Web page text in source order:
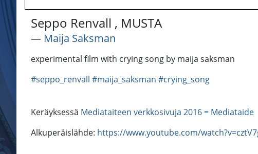
Seppo Renvall , MUSTA
― Maija Saksman
experimental film with crying song by maija saksman
#seppo_renvall #maija_saksman #crying_song
Keräyksessä Mediataiteen verkkosivuja 2016 = Mediataide
Alkuperäislähde: https://www.youtube.com/